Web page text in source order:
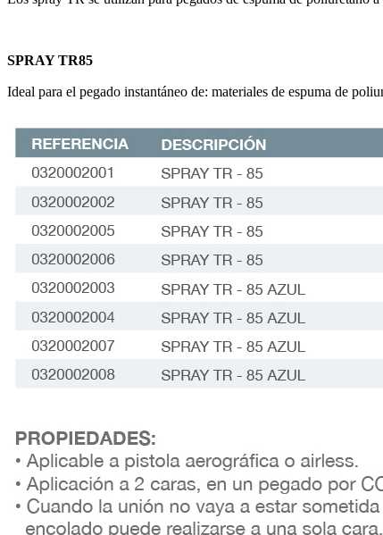
SPRAY TR85
Ideal para el pegado instantáneo de: materiales de espuma de